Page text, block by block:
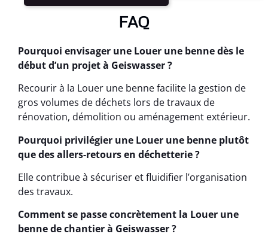
FAQ
Pourquoi envisager une Louer une benne dès le
début d’un projet à Geiswasser ?
Recourir à la Louer une benne facilite la gestion de
gros volumes de déchets lors de travaux de
rénovation, démolition ou aménagement extérieur.
Pourquoi privilégier une Louer une benne plutôt
que des allers-retours en déchetterie ?
Elle contribue à sécuriser et fluidifier l’organisation
des travaux.
Comment se passe concrètement la Louer une
benne de chantier à Geiswasser ?